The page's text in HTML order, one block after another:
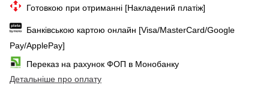
Готовкою при отриманні [Накладений платіж]
Банківською картою онлайн [Visa/MasterCard/Google
Pay/ApplePay]
Переказ на рахунок ФОП в Монобанку
Детальніше про оплату